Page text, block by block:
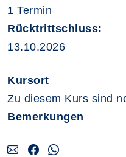
1 Termin
Rücktrittschluss:
13.10.2026
Kursort
Zu diesem Kurs sind
Bemerkungen